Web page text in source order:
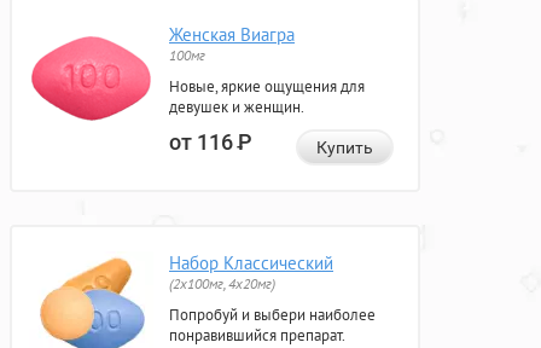
Женская Виагра
100мг
Новые, яркие ощущения для
девушек и женщин.
от 116Р Купить
Набор Классический
(2x100мг, 4x20мг)
Попробуй и выбери наиболее
понравившийся препарат.